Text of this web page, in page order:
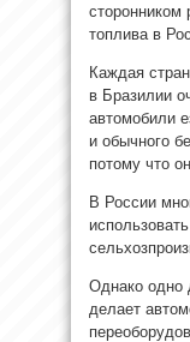
сторонником
топлива в
Каждая
в Бразилии
автомобили
и обычного
потому что
В России
Однако одно
делает